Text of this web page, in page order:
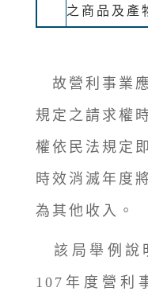
之商品及產
故營利事業
規定之請求權
權依民法規定
時效消滅年度
為其他收入。
該局舉例說
107年度營利